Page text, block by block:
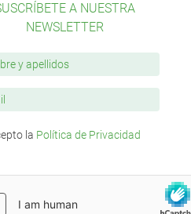
A NUESTRA
NEWSLETTER
la Política de Privacidad